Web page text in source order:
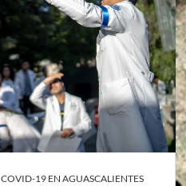
COVID-19 EN AGUASCALIENTES